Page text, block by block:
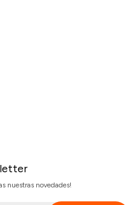
nuestras novedades!